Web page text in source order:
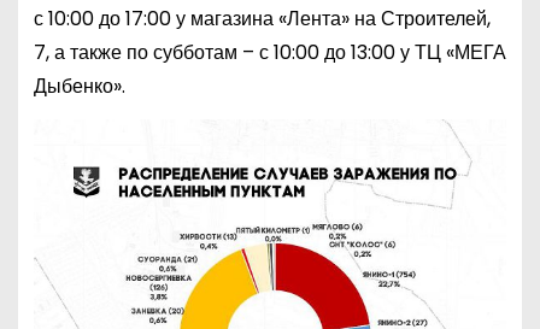
с 10:00 до 17:00 у магазина «Лента» на Строителей,
7, а также по субботам – с 10:00 до 13:00 у ТЦ «МЕГА
Дыбенко».